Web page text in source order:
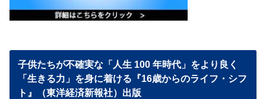
子供たちが不確実な「人生 100 年時代」をより良く
「生きる力」を身に着ける『16歳からのライフ・シフ
ト』（東洋経済新報社）出版